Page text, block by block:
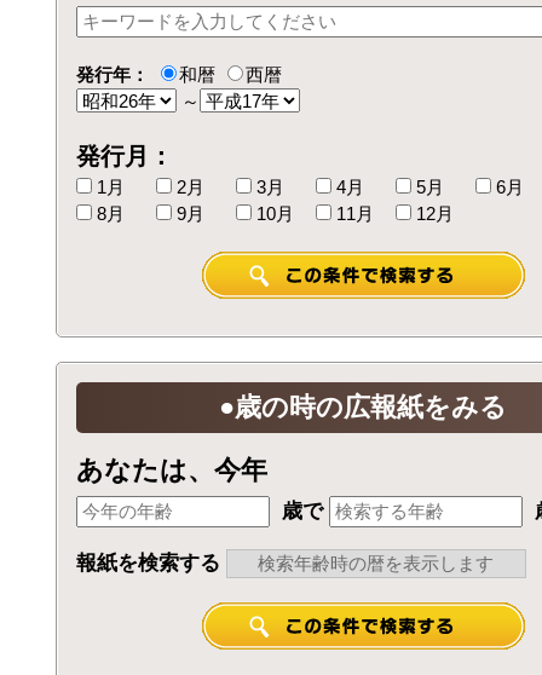
発行年： 和暦
西暦
～
発行月：
1月 2月 3月 4月 5月
6月
8月
9月 10月 11月 12月
●歳の時の広報紙をみる
あなたは、今年
歳で
報紙を検索する